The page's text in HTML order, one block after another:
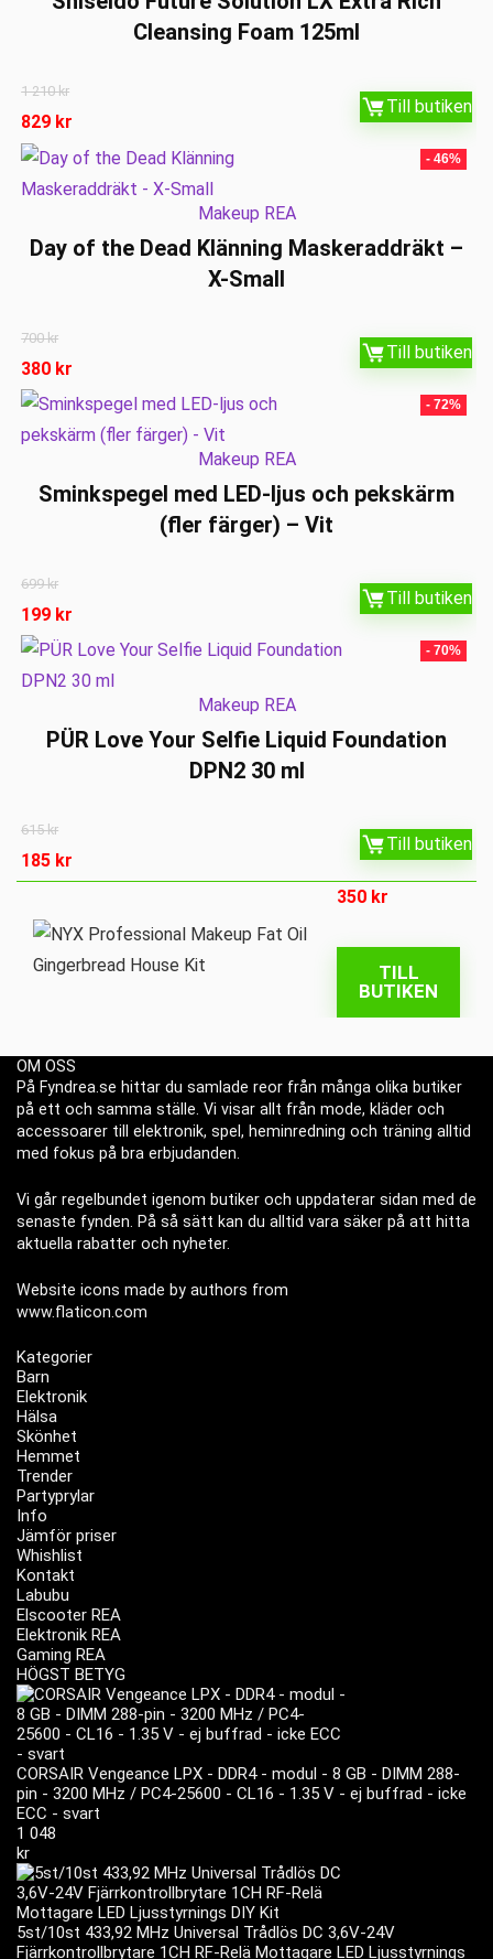
Cleansing Foam 125ml
1 210kr
829 kr
Till butiken
- 46%
Makeup REA
Day of the Dead Klänning Maskeraddräkt –
X-Small
700kr
380 kr
Till butiken
- 72%
Makeup REA
Sminkspegel med LED-ljus och pekskärm
(fler färger) – Vit
699kr
199 kr
Till butiken
- 70%
Makeup REA
PÜR Love Your Selfie Liquid Foundation
DPN2 30 ml
615kr
185 kr
Till butiken
350 kr
TILL
BUTIKEN
OM OSS
På Fyndrea.se hittar du samlade reor från många olika butiker
på ett och samma ställe. Vi visar allt från mode, kläder och
accessoarer till elektronik, spel, heminredning och träning alltid
med fokus på bra erbjudanden.
Vi går regelbundet igenom butiker och uppdaterar sidan med de
senaste fynden. På så sätt kan du alltid vara säker på att hitta
aktuella rabatter och nyheter.
Website icons made by authors from
www.flaticon.com
Kategorier
Barn
Elektronik
Hälsa
Skönhet
Hemmet
Trender
Partyprylar
Info
Jämför priser
Whishlist
Kontakt
Labubu
Elscooter REA
Elektronik REA
Gaming REA
HÖGST BETYG
CORSAIR Vengeance LPX - DDR4 - modul - 8 GB - DIMM 288-
pin - 3200 MHz / PC4-25600 - CL16 - 1.35 V - ej buffrad - icke
ECC - svart
1 048
kr
5st/10st 433,92 MHz Universal Trådlös DC 3,6V-24V
Fjärrkontrollbrytare 1CH RF-Relä Mottagare LED Ljusstyrnings